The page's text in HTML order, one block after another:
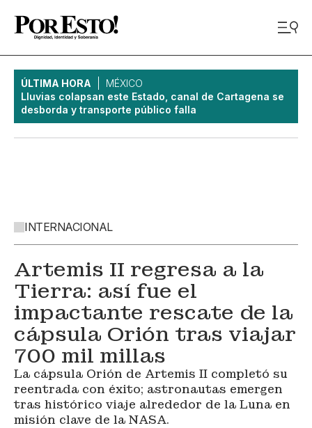
ÚLTIMA HORA
MÉXICO
Lluvias colapsan este Estado, canal de Cartagena se
desborda y transporte público falla
INTERNACIONAL
Artemis II regresa a la
Tierra: así fue el
impactante rescate de la
cápsula Orión tras viajar
700 mil millas
La cápsula Orión de Artemis II completó su
reentrada con éxito; astronautas emergen
tras histórico viaje alrededor de la Luna en
misión clave de la NASA.